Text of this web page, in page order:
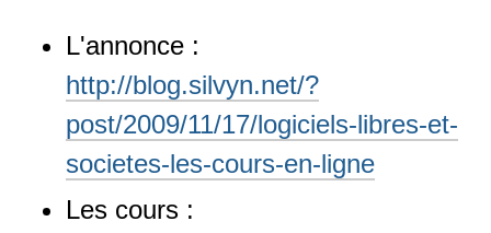
L'annonce :
http://blog.silvyn.net/?
post/2009/11/17/logiciels-libres-et-
societes-les-cours-en-ligne
Les cours :